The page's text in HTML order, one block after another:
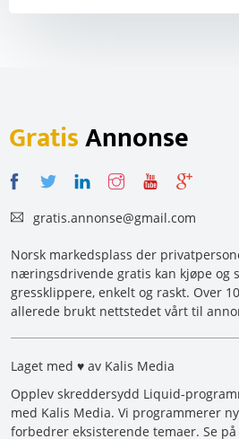
GratisAnnonse
gratis.annonse@gmail.com
Norsk markedsplass der
næringsdrivende gratis kan kjøpe og
gressklippere, enkelt og raskt. Over
allerede brukt nettstedet vårt til
Laget med ♥ av Kalis Media
Opplev skreddersydd Liquid-
med Kalis Media. Vi programmerer
forbedrer eksisterende temaer. Se på